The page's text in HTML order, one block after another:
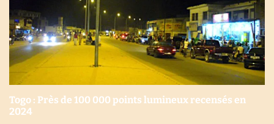
Togo : Près de 100 000 points lumineux recensés en
2024